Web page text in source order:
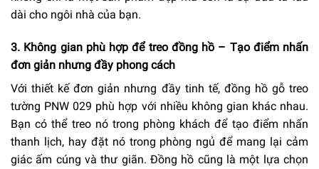
dài cho ngôi nhà của bạn.
3. Không gian phù hợp để treo đồng hồ – Tạo điểm nhấn
đơn giản nhưng đầy phong cách
Với thiết kế đơn giản nhưng đầy tinh tế, đồng hồ gỗ treo
tường PNW 029 phù hợp với nhiều không gian khác nhau.
Bạn có thể treo nó trong phòng khách để tạo điểm nhấn
thanh lịch, hay đặt nó trong phòng ngủ để mang lại cảm
giác ấm cúng và thư giãn. Đồng hồ cũng là một lựa chọn